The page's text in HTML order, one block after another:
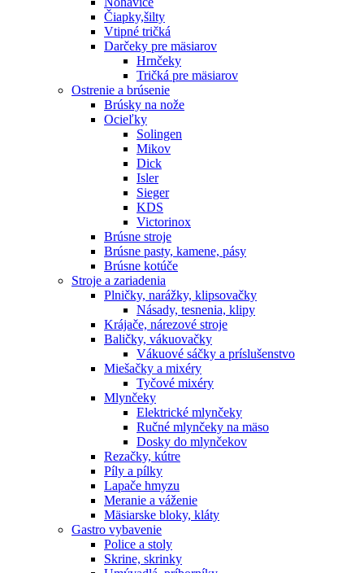
Čiapky,šilty
Vtipné tričká
Darčeky pre mäsiarov
Hrnčeky
Tričká pre mäsiarov
Ostrenie a brúsenie
Brúsky na nože
Ocieľky
Solingen
Mikov
Dick
Isler
Sieger
KDS
Victorinox
Brúsne stroje
Brúsne pasty, kamene, pásy
Brúsne kotúče
Stroje a zariadenia
Plničky, narážky, klipsovačky
Násady, tesnenia, klipy
Krájače, nárezové stroje
Baličky, vákuovačky
Vákuové sáčky a príslušenstvo
Miešačky a mixéry
Tyčové mixéry
Mlynčeky
Elektrické mlynčeky
Ručné mlynčeky na mäso
Dosky do mlynčekov
Rezačky, kútre
Píly a pílky
Lapače hmyzu
Meranie a váženie
Mäsiarske bloky, kláty
Gastro vybavenie
Police a stoly
Skrine, skrinky